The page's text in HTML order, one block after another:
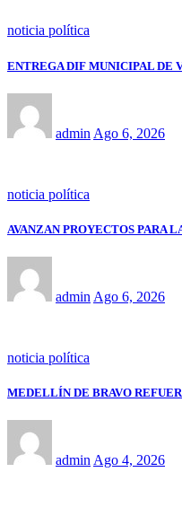
noticia política
ENTREGA DIF MUNICIPAL DE
admin Ago 6, 2026
noticia política
AVANZAN PROYECTOS PARA
admin Ago 6, 2026
noticia política
MEDELLÍN DE BRAVO
adminAgo 4, 2026